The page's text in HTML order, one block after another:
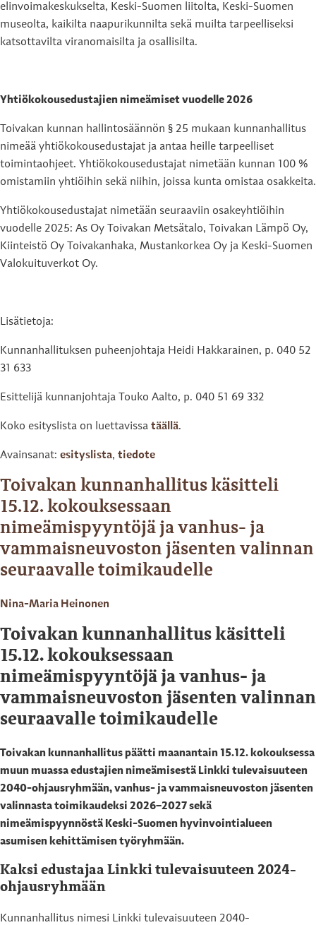
elinvoimakeskukselta, Keski-Suomen liitolta, Keski-Suomen
museolta, kaikilta naapurikunnilta sekä muilta tarpeelliseksi
katsottavilta viranomaisilta ja osallisilta.
Yhtiökokousedustajien nimeämiset vuodelle 2026
Toivakan kunnan hallintosäännön § 25 mukaan kunnanhallitus
nimeää yhtiökokousedustajat ja antaa heille tarpeelliset
toimintaohjeet. Yhtiökokousedustajat nimetään kunnan 100 %
omistamiin yhtiöihin sekä niihin, joissa kunta omistaa osakkeita.
Yhtiökokousedustajat nimetään seuraaviin osakeyhtiöihin
vuodelle 2025: As Oy Toivakan Metsätalo, Toivakan Lämpö Oy,
Kiinteistö Oy Toivakanhaka, Mustankorkea Oy ja Keski-Suomen
Valokuituverkot Oy.
Lisätietoja:
Kunnanhallituksen puheenjohtaja Heidi Hakkarainen, p. 040 52
31 633
Esittelijä kunnanjohtaja Touko Aalto, p. 040 51 69 332
Koko esityslista on luettavissa täällä.
Avainsanat: esityslista, tiedote
Toivakan kunnanhallitus käsitteli
15.12. kokouksessaan
nimeämispyyntöjä ja vanhus- ja
vammaisneuvoston jäsenten valinnan
seuraavalle toimikaudelle
Nina-Maria Heinonen
Toivakan kunnanhallitus käsitteli
15.12. kokouksessaan
nimeämispyyntöjä ja vanhus- ja
vammaisneuvoston jäsenten valinnan
seuraavalle toimikaudelle
Toivakan kunnanhallitus päätti maanantain 15.12. kokouksessa
muun muassa edustajien nimeämisestä Linkki tulevaisuuteen
2040-ohjausryhmään, vanhus- ja vammaisneuvoston jäsenten
valinnasta toimikaudeksi 2026–2027 sekä
nimeämispyynnöstä Keski-Suomen hyvinvointialueen
asumisen kehittämisen työryhmään.
Kaksi edustajaa Linkki tulevaisuuteen 2024-
ohjausryhmään
Kunnanhallitus nimesi Linkki tulevaisuuteen 2040-